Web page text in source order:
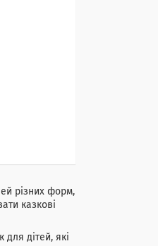
різних форм,
казкові
дітей, які